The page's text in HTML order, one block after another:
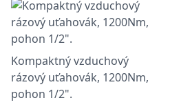
Kompaktný vzduchový
rázový uťahovák, 1200Nm,
pohon 1/2".